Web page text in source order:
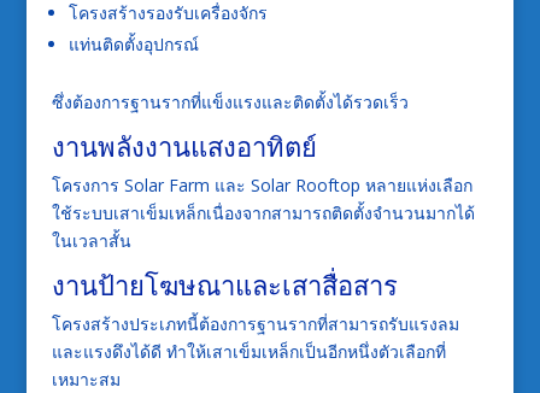
โครงสร้างรองรับเครื่องจักร
แท่นติดตั้งอุปกรณ์
ซึ่งต้องการฐานรากที่แข็งแรงและติดตั้งได้รวดเร็ว
งานพลังงานแสงอาทิตย์
โครงการ Solar Farm และ Solar Rooftop หลายแห่งเลือก
ใช้ระบบเสาเข็มเหล็กเนื่องจากสามารถติดตั้งจำนวนมากได้
ในเวลาสั้น
งานป้ายโฆษณาและเสาสื่อสาร
โครงสร้างประเภทนี้ต้องการฐานรากที่สามารถรับแรงลม
และแรงดึงได้ดี ทำให้เสาเข็มเหล็กเป็นอีกหนึ่งตัวเลือกที่
เหมาะสม